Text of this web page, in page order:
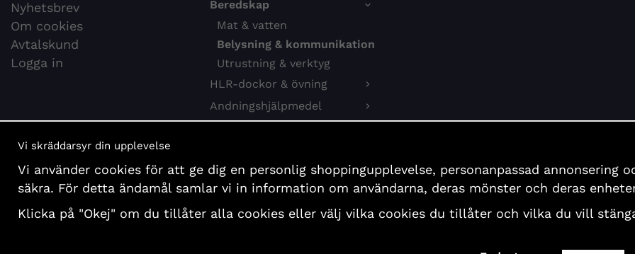
Nyhetsbrev
Om cookies
Avtalskund
Logga in
Beredskap
Mat & vatten
Belysning & kommunikation
Utrustning & verktyg
HLR-dockor & övning
Andningshjälpmedel
Böcker och affischer
Presentartiklar
Vi skräddarsyr din upplevelse
Vi använder cookies för att ge dig en personlig shoppingupplevelse, personanpassad
säkra. För detta ändamål samlar vi in information om användarna, deras mönster och deras
Klicka på "Okej" om du tillåter alla cookies eller välj vilka cookies du tillåter och vilka du vill